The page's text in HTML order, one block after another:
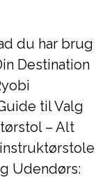
du har brug
Destination
til Valg
– Alt
Udendørs: